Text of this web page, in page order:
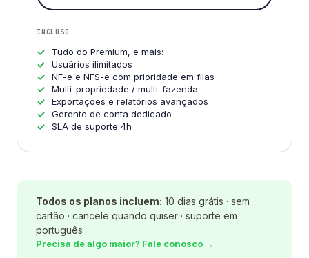
INCLUSO
Tudo do Premium, e mais:
Usuários ilimitados
NF-e e NFS-e com prioridade em filas
Multi-propriedade / multi-fazenda
Exportações e relatórios avançados
Gerente de conta dedicado
SLA de suporte 4h
Todos os planos incluem: 10 dias grátis · sem
cartão · cancele quando quiser · suporte em
português
Precisa de algo maior? Fale conosco →